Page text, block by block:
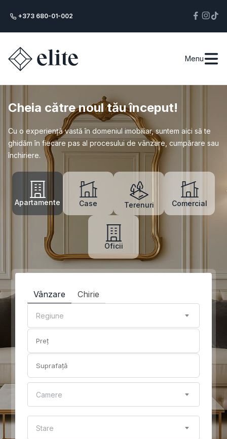
+373 680-01-002
Menu
Cheia către noul tău început!
Cu o experiență vastă în domeniul imobiliar, suntem aici să te
ghidăm în fiecare pas al procesului de vânzare, cumpărare sau
închiriere.
Apartamente Case Terenuri Comercial
Oficii
Vânzare Chirie
Regiune
Camere
Stare